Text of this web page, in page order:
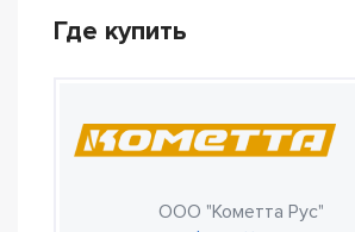
Где купить
ООО "Кометта Рус"